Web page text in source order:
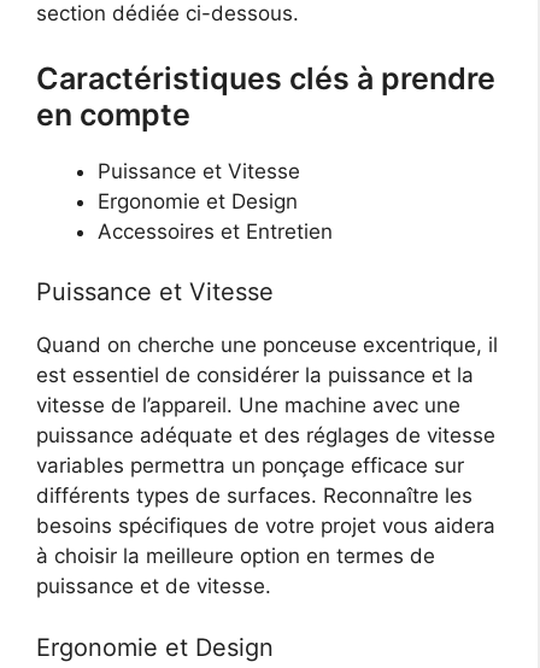
section dédiée ci-dessous.
Caractéristiques clés à prendre
en compte
Puissance et Vitesse
Ergonomie et Design
Accessoires et Entretien
Puissance et Vitesse
Quand on cherche une ponceuse excentrique, il
est essentiel de considérer la puissance et la
vitesse de l’appareil. Une machine avec une
puissance adéquate et des réglages de vitesse
variables permettra un ponçage efficace sur
différents types de surfaces. Reconnaître les
besoins spécifiques de votre projet vous aidera
à choisir la meilleure option en termes de
puissance et de vitesse.
Ergonomie et Design